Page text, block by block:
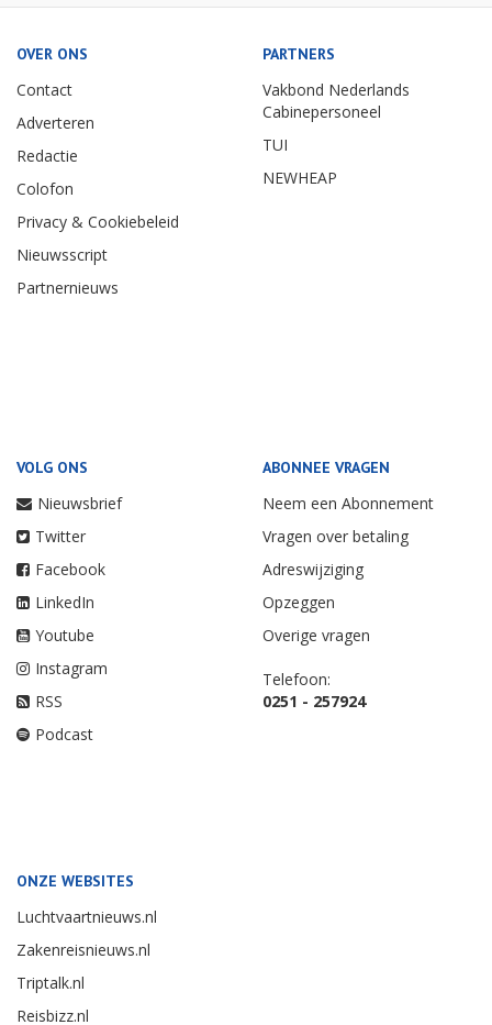
OVER ONS
Contact
Adverteren
Redactie
Colofon
Privacy & Cookiebeleid
Nieuwsscript
Partnernieuws
PARTNERS
Vakbond Nederlands
Cabinepersoneel
TUI
NEWHEAP
VOLG ONS
Nieuwsbrief
Twitter
Facebook
LinkedIn
Youtube
Instagram
RSS
Podcast
ABONNEE VRAGEN
Neem een Abonnement
Vragen over betaling
Adreswijziging
Opzeggen
Overige vragen
Telefoon:
0251 - 257924
ONZE WEBSITES
Luchtvaartnieuws.nl
Zakenreisnieuws.nl
Triptalk.nl
Reisbizz.nl